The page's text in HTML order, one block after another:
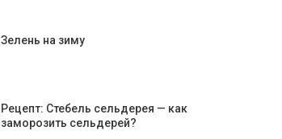
Зелень на зиму
Рецепт: Стебель сельдерея — как
заморозить сельдерей?